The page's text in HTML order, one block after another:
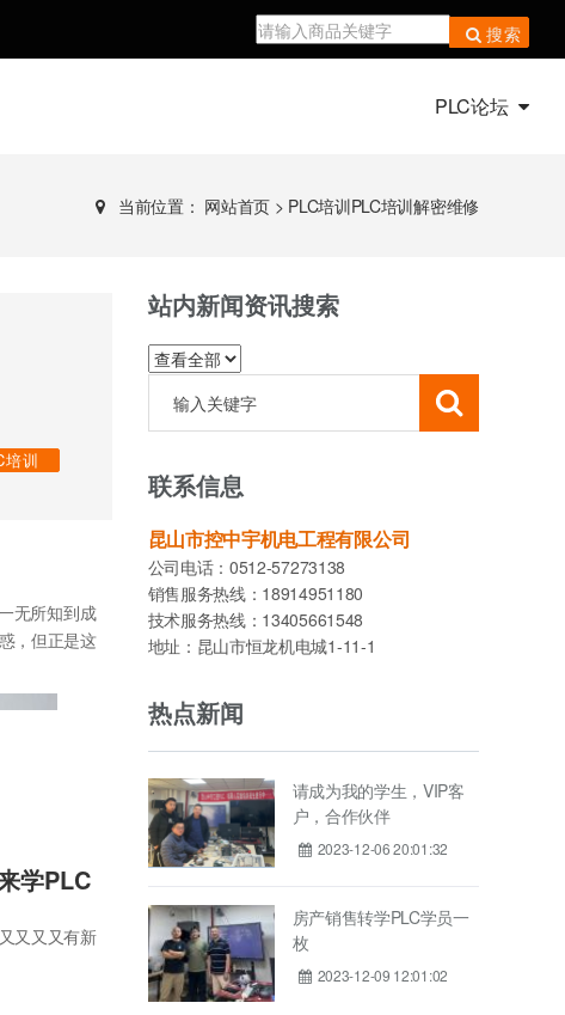
搜索
PLC论坛
当前位置： 网站首页 > PLC培训PLC培训解密维修
培训
无所知到成
，但正是这
学PLC
又又又有新
站内新闻资讯搜索
联系信息
昆山市控中宇机电工程有限公司
公司电话：0512-57273138
销售服务热线：18914951180
技术服务热线：13405661548
地址：昆山市恒龙机电城1-11-1
热点新闻
请成为我的学生，VIP客
户，合作伙伴
2023-12-06 20:01:32
房产销售转学PLC学员一
枚
2023-12-09 12:01:02